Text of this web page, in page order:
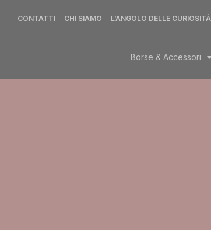
CONTATTI CHI SIAMO L’ANGOLO DELLE CURIOSITÀ
Borse & Accessori